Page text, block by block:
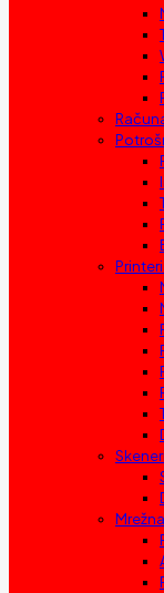
Skeneri